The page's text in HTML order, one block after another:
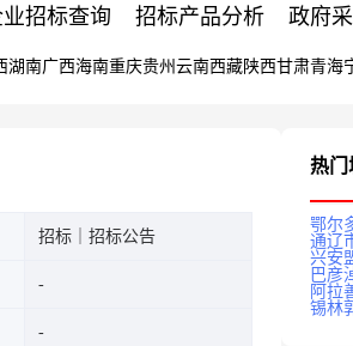
招标查询 招标产品分析 政府
湖南广西海南重庆贵州 云南西藏陕西甘肃青海
招标｜招标公告
热门
鄂尔
通辽
兴安
巴彦
阿拉
锡林